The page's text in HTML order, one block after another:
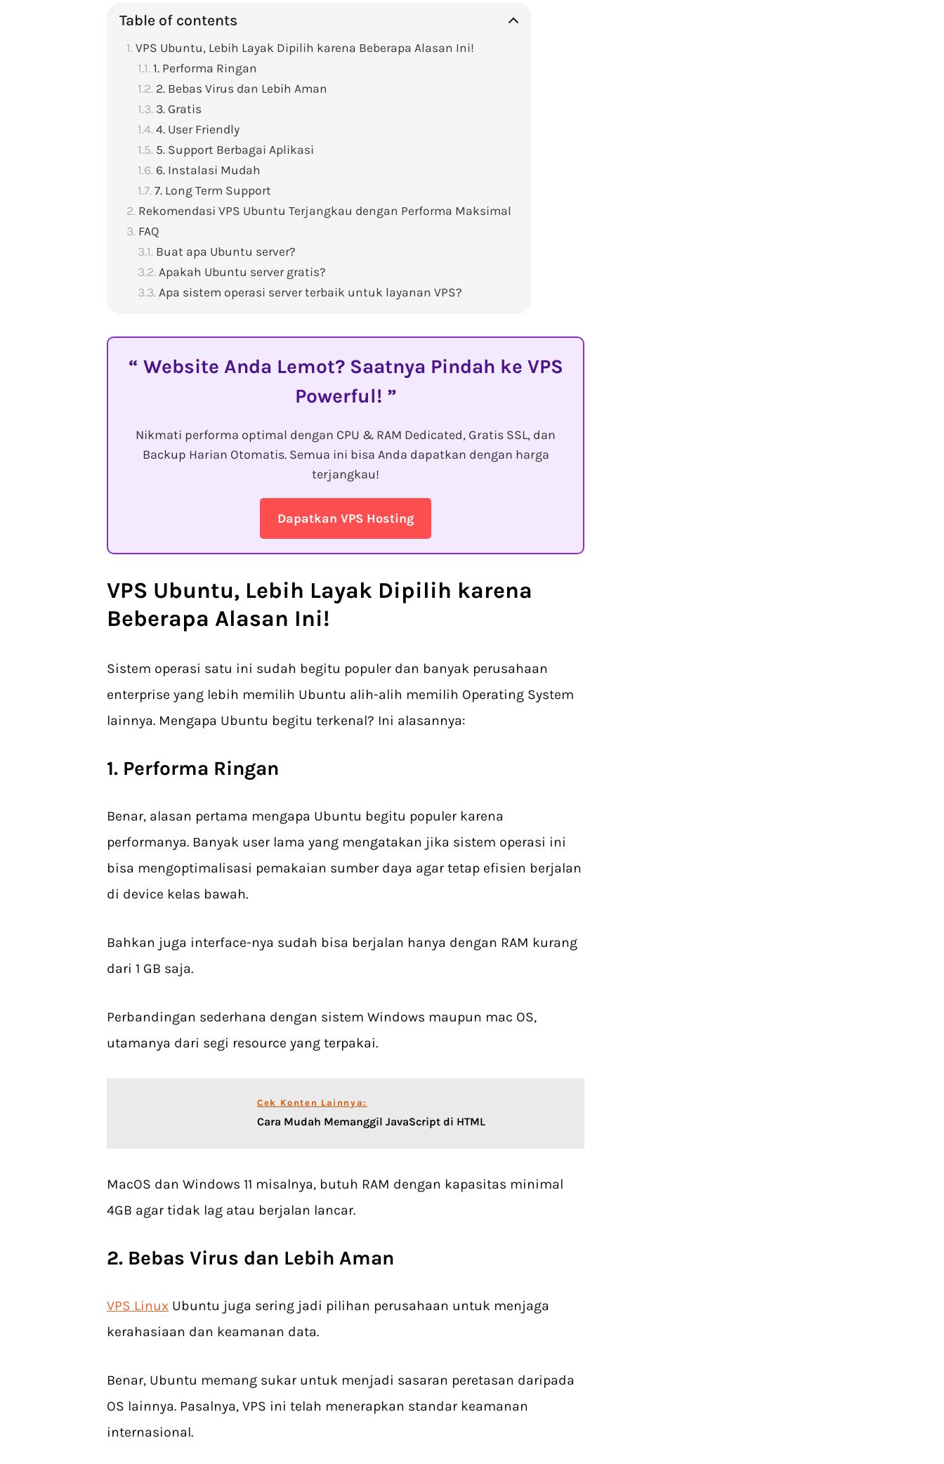
Table of contents
VPS Ubuntu, Lebih Layak Dipilih karena Beberapa Alasan Ini!
1. Performa Ringan
2. Bebas Virus dan Lebih Aman
3. Gratis
4. User Friendly
5. Support Berbagai Aplikasi
6. Instalasi Mudah
7. Long Term Support
Rekomendasi VPS Ubuntu Terjangkau dengan Performa Maksimal
FAQ
Buat apa Ubuntu server?
Apakah Ubuntu server gratis?
Apa sistem operasi server terbaik untuk layanan VPS?
Website Anda Lemot? Saatnya Pindah ke VPS
Powerful!
Nikmati performa optimal dengan CPU & RAM Dedicated, Gratis SSL, dan
Backup Harian Otomatis. Semua ini bisa Anda dapatkan dengan harga
terjangkau!
Dapatkan VPS Hosting
VPS Ubuntu, Lebih Layak Dipilih karena
Beberapa Alasan Ini!
Sistem operasi satu ini sudah begitu populer dan banyak perusahaan
enterprise yang lebih memilih Ubuntu alih-alih memilih Operating System
lainnya. Mengapa Ubuntu begitu terkenal? Ini alasannya:
1. Performa Ringan
Benar, alasan pertama mengapa Ubuntu begitu populer karena
performanya. Banyak user lama yang mengatakan jika sistem operasi ini
bisa mengoptimalisasi pemakaian sumber daya agar tetap efisien berjalan
di device kelas bawah.
Bahkan juga interface-nya sudah bisa berjalan hanya dengan RAM kurang
dari 1 GB saja.
Perbandingan sederhana dengan sistem Windows maupun mac OS,
utamanya dari segi resource yang terpakai.
Cek Konten Lainnya:
Cara Mudah Memanggil JavaScript di HTML
MacOS dan Windows 11 misalnya, butuh RAM dengan kapasitas minimal
4GB agar tidak lag atau berjalan lancar.
2. Bebas Virus dan Lebih Aman
VPS Linux Ubuntu juga sering jadi pilihan perusahaan untuk menjaga
kerahasiaan dan keamanan data.
Benar, Ubuntu memang sukar untuk menjadi sasaran peretasan daripada
OS lainnya. Pasalnya, VPS ini telah menerapkan standar keamanan
internasional.